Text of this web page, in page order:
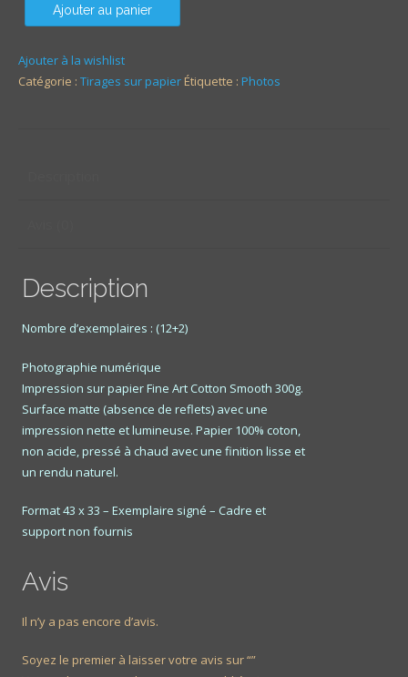
Ajouter au panier
Ajouter à la wishlist
Catégorie : Tirages sur papier Étiquette : Photos
Description
Nombre d’exemplaires : (12+2)
Photographie numérique
Impression sur papier Fine Art Cotton Smooth 300g.
Surface matte (absence de reflets) avec une
impression nette et lumineuse. Papier 100% coton,
non acide, pressé à chaud avec une finition lisse et
un rendu naturel.
Format 43 x 33 – Exemplaire signé – Cadre et
support non fournis
Avis
Il n’y a pas encore d’avis.
Soyez le premier à laisser votre avis sur “”